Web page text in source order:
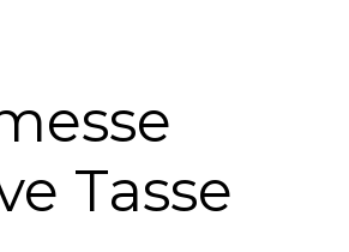
Tasse